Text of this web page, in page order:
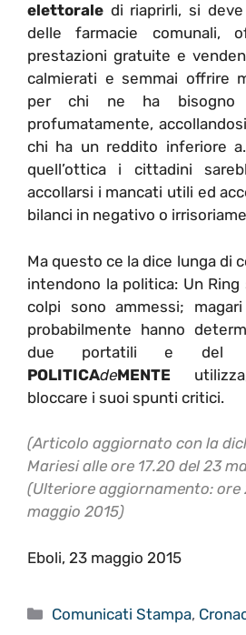
elettorale di riaprirli, si
delle farmacie comunali,
prestazioni gratuite e
calmierati e semmai offrire
per chi ne ha bisogno
profumatamente,
chi ha un reddito inferiore
quell’ottica i cittadini
accollarsi i mancati utili ed
bilanci in negativo o
Ma questo ce la dice lunga di
intendono la politica: Un
colpi sono ammessi;
probabilmente hanno
due portatili e del
POLITICAdeMENTE
bloccare i suoi spunti critici.
(Articolo aggiornato con la
Mariesi alle ore 17.20 del 23
(Ulteriore aggiornamento: ore
maggio 2015)
Eboli, 23 maggio 2015
Categorie
Comunicati Stampa,